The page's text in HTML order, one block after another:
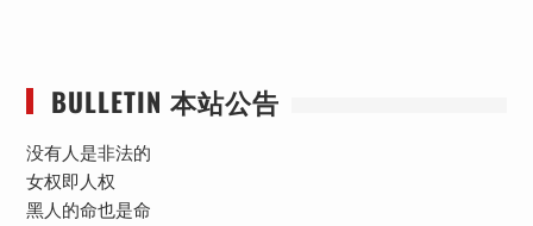
BULLETIN 本站公告
没有人是非法的
女权即人权
黑人的命也是命